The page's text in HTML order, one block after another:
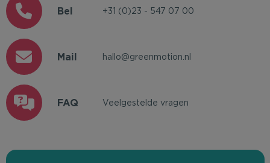
Bel +31 (0)23 - 547 07 00
Mail hallo@greenmotion.nl
FAQ Veelgestelde vragen